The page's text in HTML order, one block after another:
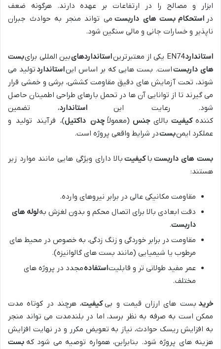
ابزار و مصالح را در ارتفاعات بر عهده دارند. هرگونه ضعف
در استحکام بست های داربست می تواند منجر به حوادث جبران
ناپذیر و خسارات جانی و مالی سنگین شود.
استانداردEN74 یکی از معتبرترین استانداردهایبین المللی برایبست
های داربستاست. بست هایی که بر اساس ایناستاندارد تولید می
شوند، تحت آزمایش های دقیق مقاومت کششی، برشی و خمشی قرار
می گیرند تا از توانایی آن ها در تحمل بارهای طراحی اطمینان حاصل
شود. رعایت این
استاندارد، تضمین
کننده کیفیت بالای جنس (معمولاً چدن داکتیل)، فرآیند تولید و
عملکرد ایمنبستدر شرایط واقعی پروژه است.
بست های داربست باکیفیت بالا دارای ویژگی هایی مانند موارد زیر
هستند:
مقاومت مکانیکی عالی در برابر نیروهای وارده.
دقت ابعادی بالا برای اتصال محکم و بدون لغزش بهلوله های
داربست.
مقاومت در برابر خوردگی و زنگ زدگی، به خصوص در محیط های
مرطوب یا شیمیایی (مانند بست های گالوانیزه).
عمر مفید طولانی تر و قابلیتاستفادهمجدد در پروژه های
مختلف.
خرید بست های ارزان قیمت و بی کیفیت، هرچند در کوتاه مدت
ممکن است به صرفه به نظر برسد، اما در بلندمدت می تواند منجر
به افزایش ریسک حوادث، نیاز به تعویض مکرر و در نهایت افزایش
هزینه های پروژه شود. بنابراین، همواره توصیه می شود که بست